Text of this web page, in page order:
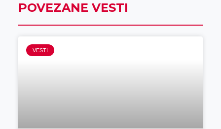
POVEZANE VESTI
VESTI